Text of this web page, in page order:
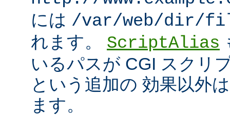
には /var/web/dir/
れます。 ScriptAlias
いるパスが CGI スクリ
という追加の 効果以外
ます。